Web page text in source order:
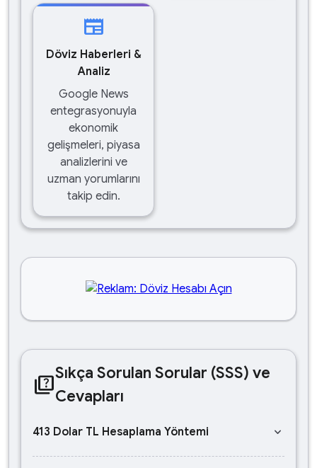
newspaper
Döviz Haberleri &
Analiz
Google News
entegrasyonuyla
ekonomik
gelişmeleri, piyasa
analizlerini ve
uzman yorumlarını
takip edin.
quizSıkça Sorulan Sorular (SSS) ve
Cevapları
413 Dolar TL Hesaplama Yöntemi keyboard_arrow_down